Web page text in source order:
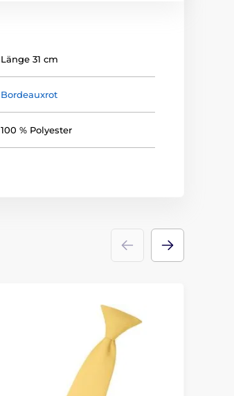
Länge 31 cm
Bordeauxrot
100 % Polyester